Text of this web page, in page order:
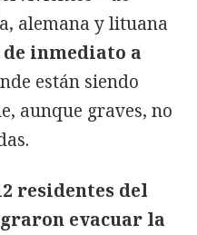
alemana y lituana
inmediato a
están siendo
aunque graves, no
residentes del
evacuar la